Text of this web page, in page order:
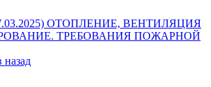
ОТОПЛЕНИЕ, ВЕНТИЛЯЦИЯ
ТРЕБОВАНИЯ ПОЖАРНОЙ
назад